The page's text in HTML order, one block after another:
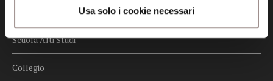
Usa solo i cookie necessari
Centro Studi Religiosi
Scuola Alti Studi
Collegio